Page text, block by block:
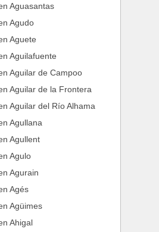
Aguasantas
Agudo
Aguete
Aguilafuente
Aguilar de Campoo
Aguilar de la Frontera
Aguilar del Río Alhama
Agullana
Agullent
Agulo
Agurain
Agés
Agüimes
Ahigal